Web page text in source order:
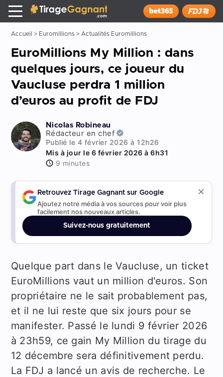
x
Tirage Gagnant
Installer
Accueil > Euromillions> Actualités Euromillions
EuroMillions My Million : dans
quelques jours, ce joueur du
Vaucluse perdra 1 million
d’euros au profit de FDJ
Nicolas Robineau
Rédacteur en chef
Publié le 4 février 2026 à 12h26
Mis à jour le 6 février 2026 à 6h31
9 minutes
Retrouvez Tirage Gagnant sur Google
Ajoutez notre média à vos sources pour voir plus
facilement nos nouveaux articles.
Suivez-nous gratuitement
Quelque part dans le Vaucluse, un ticket
EuroMillions vaut un million d'euros. Son
propriétaire ne le sait probablement pas,
et il ne lui reste que six jours pour se
manifester. Passé le lundi 9 février 2026
à 23h59, ce gain My Million du tirage du
12 décembre sera définitivement perdu.
La FDJ a lancé un avis de recherche. Le